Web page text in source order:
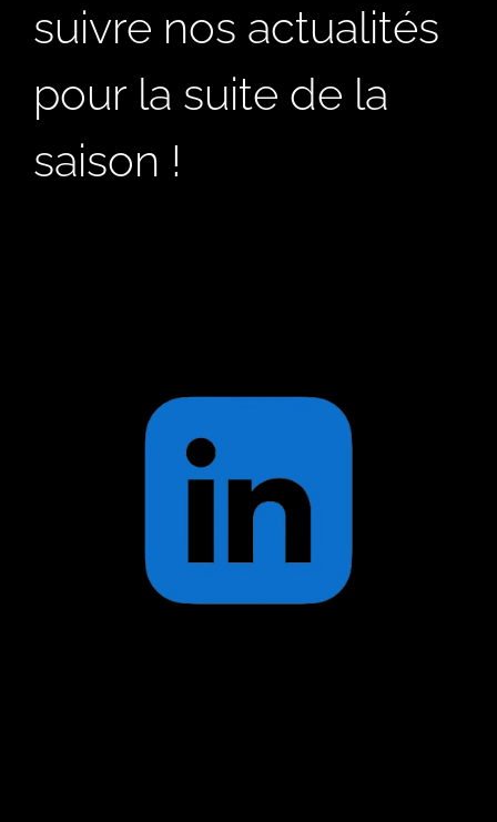
suivre nos actualités
pour la suite de la
saison !